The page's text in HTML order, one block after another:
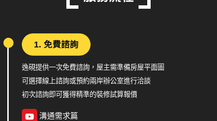
1. 免費諮詢
逸硯提供一次免費諮詢，屋主需準備房屋平面圖
可選擇線上諮詢或預約兩岸辦公室進行洽談
初次諮詢即可獲得精準的裝修試算報價
溝通需求篇